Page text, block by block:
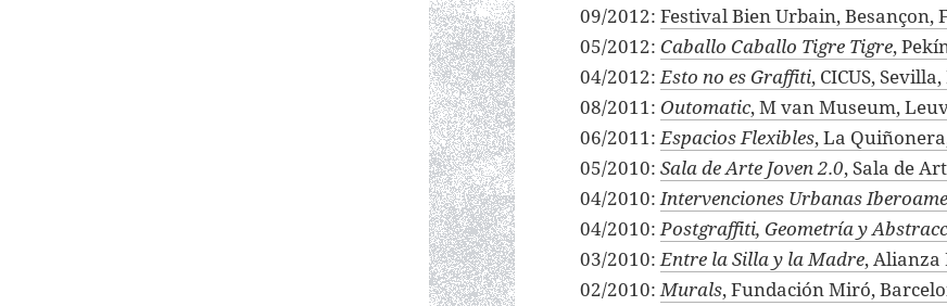
09/2012: Festival Bien Urbain, Besançon,
05/2012: Caballo Caballo Tigre Tigre,
04/2012:Esto no es Graffiti, CICUS,
08/2011: Outomatic, M van Museum,
06/2011:Espacios Flexibles, La
05/2010: Sala de Arte Joven 2.0, Sala de
04/2010:Intervenciones Urbanas
04/2010:Postgraffiti, Geometría y
03/2010:Entre la Silla y la Madre, Alianza
02/2010:Murals, Fundación Miró,